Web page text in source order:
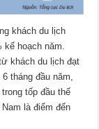
khách du lịch
hoạch năm.
khách du lịch đạt
tháng đầu năm,
tốp đầu thế
là điểm đến